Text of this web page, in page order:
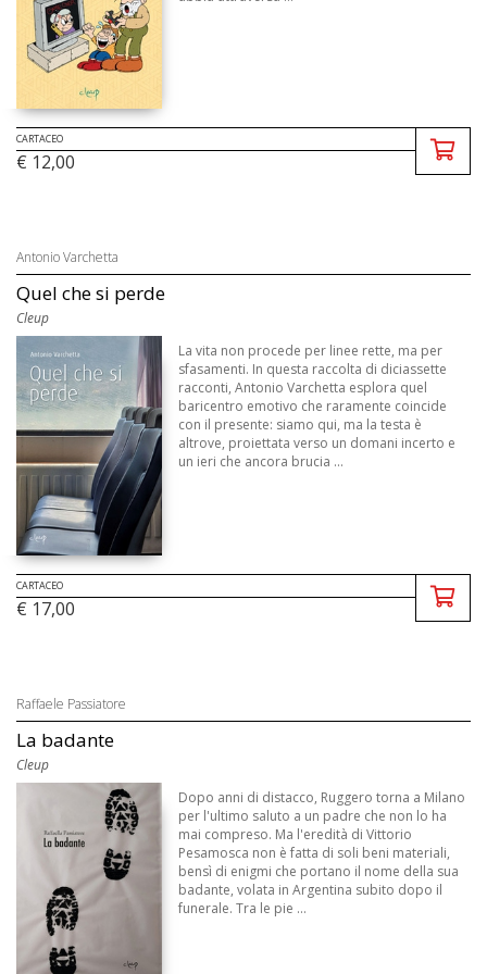
CARTACEO
€ 12,00
Antonio Varchetta
Quel che si perde
Cleup
La vita non procede per linee rette, ma per
sfasamenti. In questa raccolta di diciassette
racconti, Antonio Varchetta esplora quel
baricentro emotivo che raramente coincide
con il presente: siamo qui, ma la testa è
altrove, proiettata verso un domani incerto e
un ieri che ancora brucia ...
CARTACEO
€ 17,00
Raffaele Passiatore
La badante
Cleup
Dopo anni di distacco, Ruggero torna a Milano
per l'ultimo saluto a un padre che non lo ha
mai compreso. Ma l'eredità di Vittorio
Pesamosca non è fatta di soli beni materiali,
bensì di enigmi che portano il nome della sua
badante, volata in Argentina subito dopo il
funerale. Tra le pie ...